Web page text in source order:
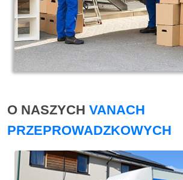
O NASZYCH VANACH
PRZEPROWADZKOWYCH